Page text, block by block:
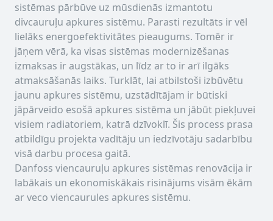
sistēmas pārbūve uz mūsdienās izmantotu
divcauruļu apkures sistēmu. Parasti rezultāts ir vēl
lielāks energoefektivitātes pieaugums. Tomēr ir
jāņem vērā, ka visas sistēmas modernizēšanas
izmaksas ir augstākas, un līdz ar to ir arī ilgāks
atmaksāšanās laiks. Turklāt, lai atbilstoši izbūvētu
jaunu apkures sistēmu, uzstādītājam ir būtiski
jāpārveido esošā apkures sistēma un jābūt piekļuvei
visiem radiatoriem, katrā dzīvoklī. Šis process prasa
atbildīgu projekta vadītāju un iedzīvotāju sadarbību
visā darbu procesa gaitā.
Danfoss viencauruļu apkures sistēmas renovācija ir
labākais un ekonomiskākais risinājums visām ēkām
ar veco viencaurules apkures sistēmu.